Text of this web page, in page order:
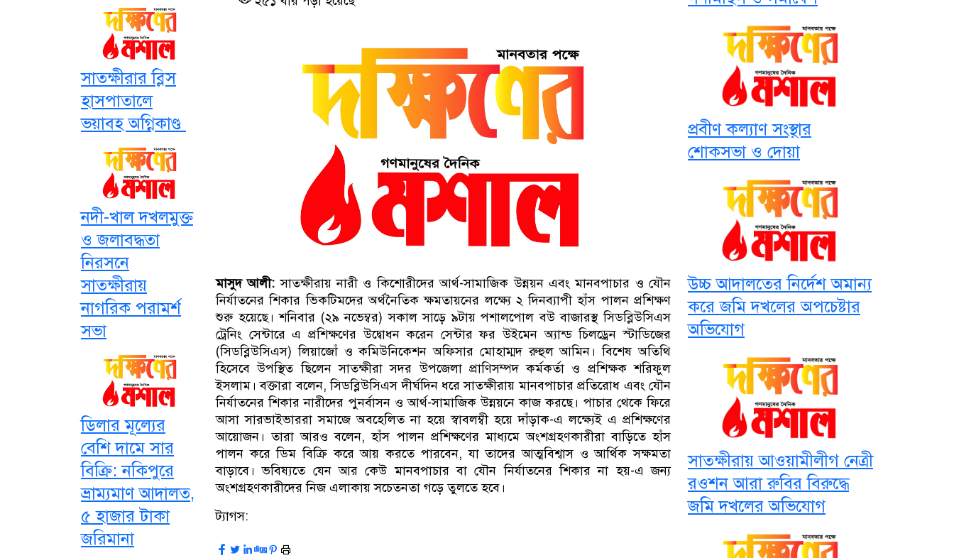
মাসুদ আলী: সাতক্ষীরায় নারী ও কিশোরীদের আর্থ-সামাজিক উন্নয়ন এবং মানবপাচার ও যৌন
নির্যাতনের শিকার ভিকটিমদের অর্থনৈতিক ক্ষমতায়নের লক্ষ্যে ২ দিনব্যাপী হাঁস পালন প্রশিক্ষণ
শুরু হয়েছে। শনিবার (২৯ নভেম্বর) সকাল সাড়ে ৯টায় পশালপোল বউ বাজারস্থ সিডব্লিউসিএস
ট্রেনিং সেন্টারে এ প্রশিক্ষণের উদ্বোধন করেন সেন্টার ফর উইমেন অ্যান্ড চিলড্রেন স্টাডিজের
(সিডব্লিউসিএস) লিয়াজোঁ ও কমিউনিকেশন অফিসার মোহাম্মদ রুহুল আমিন। বিশেষ অতিথি
হিসেবে উপস্থিত ছিলেন সাতক্ষীরা সদর উপজেলা প্রাণিসম্পদ কর্মকর্তা ও প্রশিক্ষক শরিফুল
ইসলাম। বক্তারা বলেন, সিডব্লিউসিএস দীর্ঘদিন ধরে সাতক্ষীরায় মানবপাচার প্রতিরোধ এবং যৌন
নির্যাতনের শিকার নারীদের পুনর্বাসন ও আর্থ-সামাজিক উন্নয়নে কাজ করছে। পাচার থেকে ফিরে
আসা সারভাইভাররা সমাজে অবহেলিত না হয়ে স্বাবলম্বী হয়ে দাঁড়াক-এ লক্ষ্যেই এ প্রশিক্ষণের
আয়োজন। তারা আরও বলেন, হাঁস পালন প্রশিক্ষণের মাধ্যমে অংশগ্রহণকারীরা বাড়িতে হাঁস
পালন করে ডিম বিক্রি করে আয় করতে পারবেন, যা তাদের আত্মবিশ্বাস ও আর্থিক সক্ষমতা
বাড়াবে। ভবিষ্যতে যেন আর কেউ মানবপাচার বা যৌন নির্যাতনের শিকার না হয়-এ জন্য
অংশগ্রহণকারীদের নিজ এলাকায় সচেতনতা গড়ে তুলতে হবে।
ট্যাগস:
সাতক্ষীরার ব্লিস
হাসপাতালে
ভয়াবহ অগ্নিকাণ্ড
নদী-খাল দখলমুক্ত
ও জলাবদ্ধতা
নিরসনে
সাতক্ষীরায়
নাগরিক পরামর্শ
সভা
ডিলার মূল্যের
বেশি দামে সার
বিক্রি: নকিপুরে
ভ্রাম্যমাণ আদালত,
৫ হাজার টাকা
জরিমানা
প্রবীণ কল্যাণ সংস্থার
শোকসভা ও দোয়া
উচ্চ আদালতের নির্দেশ অমান্য
করে জমি দখলের অপচেষ্টার
অভিযোগ
সাতক্ষীরায় আওয়ামীলীগ নেত্রী
রওশন আরা রুবির বিরুদ্ধে
জমি দখলের অভিযোগ